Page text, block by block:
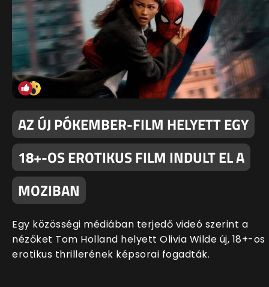
AZ ÚJ PÓKEMBER-FILM HELYETT EGY
18+-OS EROTIKUS FILM INDULT EL A
MOZIBAN
Egy közösségi médiában terjedő videó szerint a
nézőket Tom Holland helyett Olivia Wilde új, 18+-os
erotikus thrillerének képsorai fogadták.